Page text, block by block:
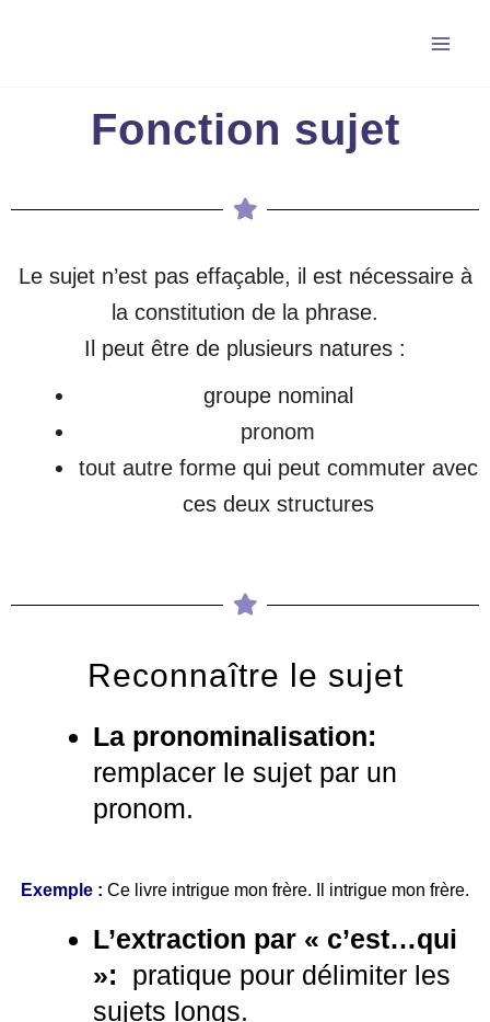
Fonction sujet
Le sujet n’est pas effaçable, il est nécessaire à
la constitution de la phrase.
Il peut être de plusieurs natures :
groupe nominal
pronom
tout autre forme qui peut commuter avec
ces deux structures
Reconnaître le sujet
La pronominalisation:
remplacer le sujet par un
pronom.
Exemple : Ce livre intrigue mon frère. Il intrigue mon frère.
L’extraction par « c’est…qui
»:
pratique pour délimiter les
sujets longs.